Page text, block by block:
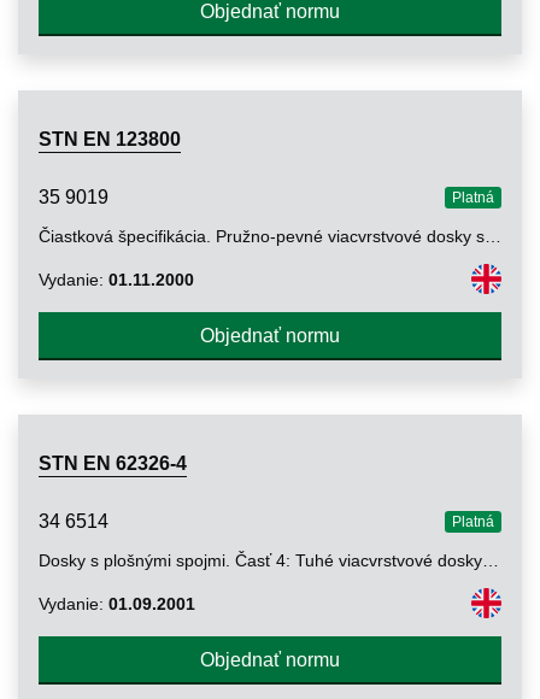
Objednať normu
STN EN 123800
35 9019 Platná
Vydanie: 01.11.2000
Objednať normu
STN EN 62326-4
34 6514 Platná
Vydanie: 01.09.2001
Objednať normu